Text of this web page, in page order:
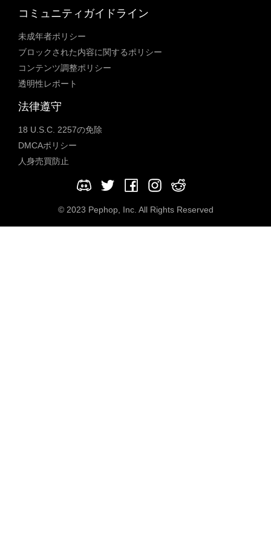
コミュニティガイドライン
未成年者ポリシー
ブロックされた内容に関するポリシー
コンテンツ調整ポリシー
透明性レポート
法律遵守
18 U.S.C. 2257の免除
DMCAポリシー
人身売買防止
© 2023 Pephop, Inc. All Rights Reserved